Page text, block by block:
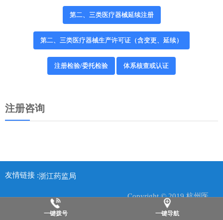
第二、三类医疗器械延续注册
第二、三类医疗器械生产许可证（含变更、延续）
注册检验/委托检验 体系核查或认证
注册咨询
友情链接 :浙江药监局
柯林斯净化工程
Copyright © 2019 杭州医咨佳科技有限公司. All rights reserved
一键拨号 一键导航